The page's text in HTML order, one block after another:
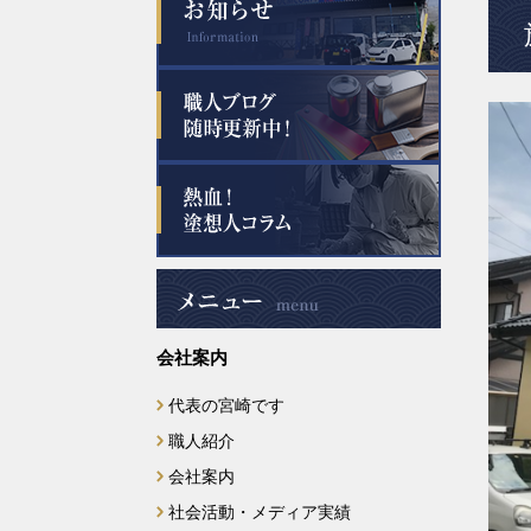
会社案内
代表の宮崎です
職人紹介
会社案内
社会活動・メディア実績